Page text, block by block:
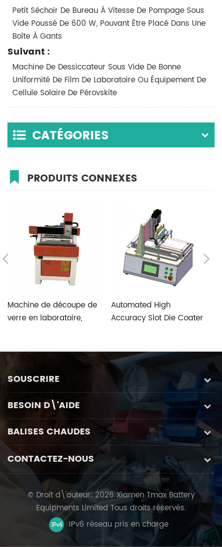
Petit Séchoir De Bureau À Vitesse De Pompage Sous
Vide Poussé De 600 W, Pouvant Être Placé Dans Une
Boîte À Gants
Suivant :
Machine De Dessiccateur Sous Vide De Bonne
Uniformité De Film De Laboratoire Ou Équipement De
Cellule Solaire De Pérovskite
CATÉGORIES
PRODUITS CONNEXES
Machine de découpe de
verre en laboratoire,
de contrôle spécial de
verre personnalisé à
cinq axes
Automated High
Accuracy Slot Die Coater
SOUSCRIRE
BESOIN D\'AIDE
BALISES CHAUDES
CONTACTEZ-NOUS
© Droit d\'auteur: 2026 Xiamen Tmax Battery
Equipments Limited Tous droits réservés.
IPv6 réseau pris en charge